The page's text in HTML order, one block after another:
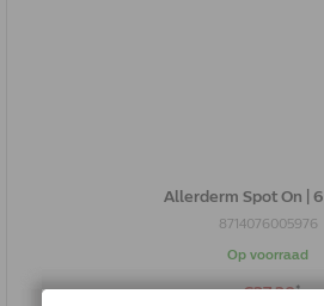
Allerderm Spot On |
8714076005976
Op voorraad
€27.38*